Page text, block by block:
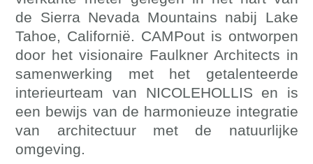
de Sierra Nevada Mountains nabij Lake
Tahoe, Californië. CAMPout is ontworpen
door het visionaire Faulkner Architects in
samenwerking met het getalenteerde
interieurteam van NICOLEHOLLIS en is
een bewijs van de harmonieuze integratie
van architectuur met de natuurlijke
omgeving.